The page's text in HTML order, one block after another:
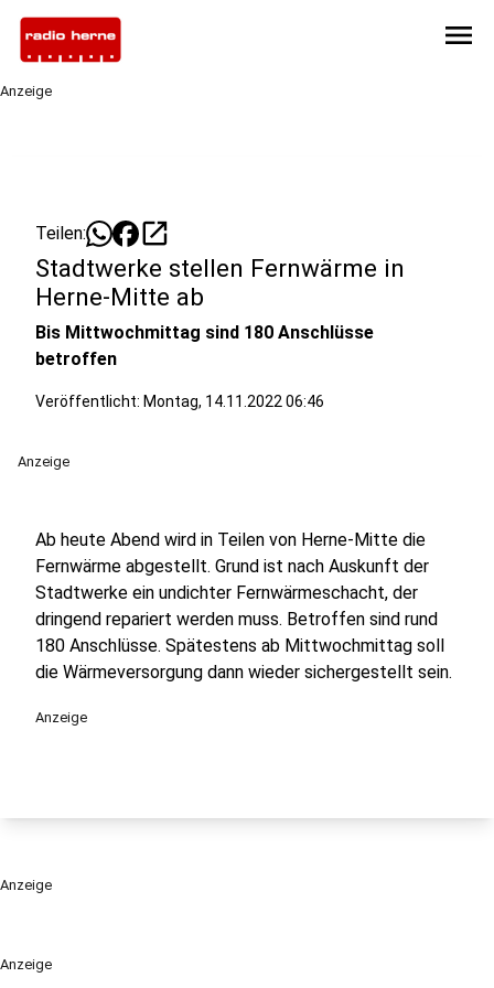
menu
Anzeige
Anzeige
Teilen: open_in_new
Stadtwerke stellen Fernwärme in
Herne-Mitte ab
Bis Mittwochmittag sind 180 Anschlüsse
betroffen
Veröffentlicht: Montag, 14.11.2022 06:46
Anzeige
Ab heute Abend wird in Teilen von Herne-Mitte die
Fernwärme abgestellt. Grund ist nach Auskunft der
Stadtwerke ein undichter Fernwärmeschacht, der
dringend repariert werden muss. Betroffen sind rund
180 Anschlüsse. Spätestens ab Mittwochmittag soll
die Wärmeversorgung dann wieder sichergestellt sein.
Anzeige
Anzeige